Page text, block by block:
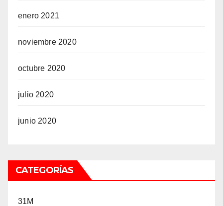
enero 2021
noviembre 2020
octubre 2020
julio 2020
junio 2020
CATEGORÍAS
31M